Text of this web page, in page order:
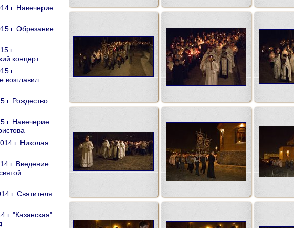
г. Навечерие
г. Обрезание
г.
концерт
г.
возглавил
г. Рождество
г. Навечерие
г. Николая
г. Введение
г. Святителя
г. "Казанская".